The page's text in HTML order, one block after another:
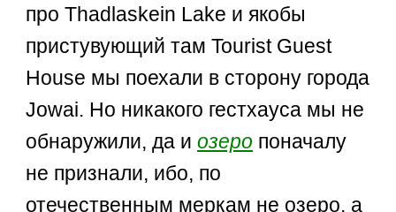
про Thadlaskein Lake и якобы
пристувующий там Tourist Guest
House мы поехали в сторону города
Jowai. Но никакого гестхауса мы не
обнаружили, да иозеро поначалу
не признали, ибо, по
отечественным меркам не озеро, а